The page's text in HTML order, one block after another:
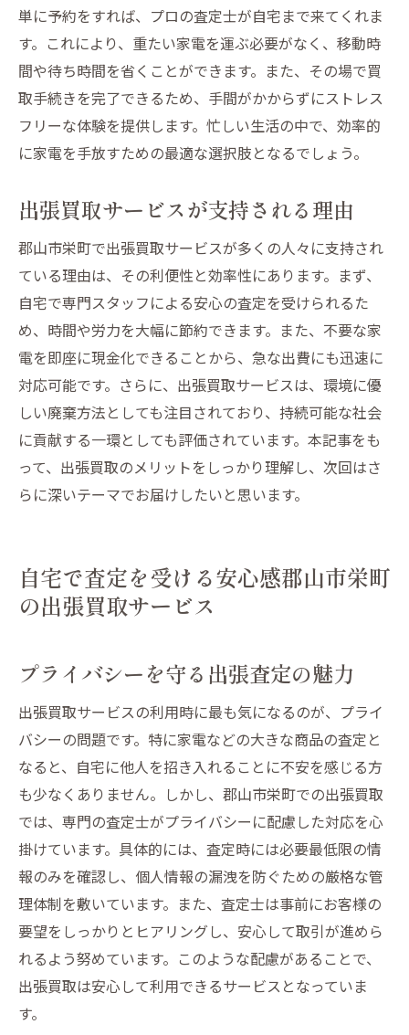
単に予約をすれば、プロの査定士が自宅まで来てくれま
す。これにより、重たい家電を運ぶ必要がなく、移動時
間や待ち時間を省くことができます。また、その場で買
取手続きを完了できるため、手間がかからずにストレス
フリーな体験を提供します。忙しい生活の中で、効率的
に家電を手放すための最適な選択肢となるでしょう。
出張買取サービスが支持される理由
郡山市栄町で出張買取サービスが多くの人々に支持され
ている理由は、その利便性と効率性にあります。まず、
自宅で専門スタッフによる安心の査定を受けられるた
め、時間や労力を大幅に節約できます。また、不要な家
電を即座に現金化できることから、急な出費にも迅速に
対応可能です。さらに、出張買取サービスは、環境に優
しい廃棄方法としても注目されており、持続可能な社会
に貢献する一環としても評価されています。本記事をも
って、出張買取のメリットをしっかり理解し、次回はさ
らに深いテーマでお届けしたいと思います。
自宅で査定を受ける安心感郡山市栄町
の出張買取サービス
プライバシーを守る出張査定の魅力
出張買取サービスの利用時に最も気になるのが、プライ
バシーの問題です。特に家電などの大きな商品の査定と
なると、自宅に他人を招き入れることに不安を感じる方
も少なくありません。しかし、郡山市栄町での出張買取
では、専門の査定士がプライバシーに配慮した対応を心
掛けています。具体的には、査定時には必要最低限の情
報のみを確認し、個人情報の漏洩を防ぐための厳格な管
理体制を敷いています。また、査定士は事前にお客様の
要望をしっかりとヒアリングし、安心して取引が進めら
れるよう努めています。このような配慮があることで、
出張買取は安心して利用できるサービスとなっていま
す。